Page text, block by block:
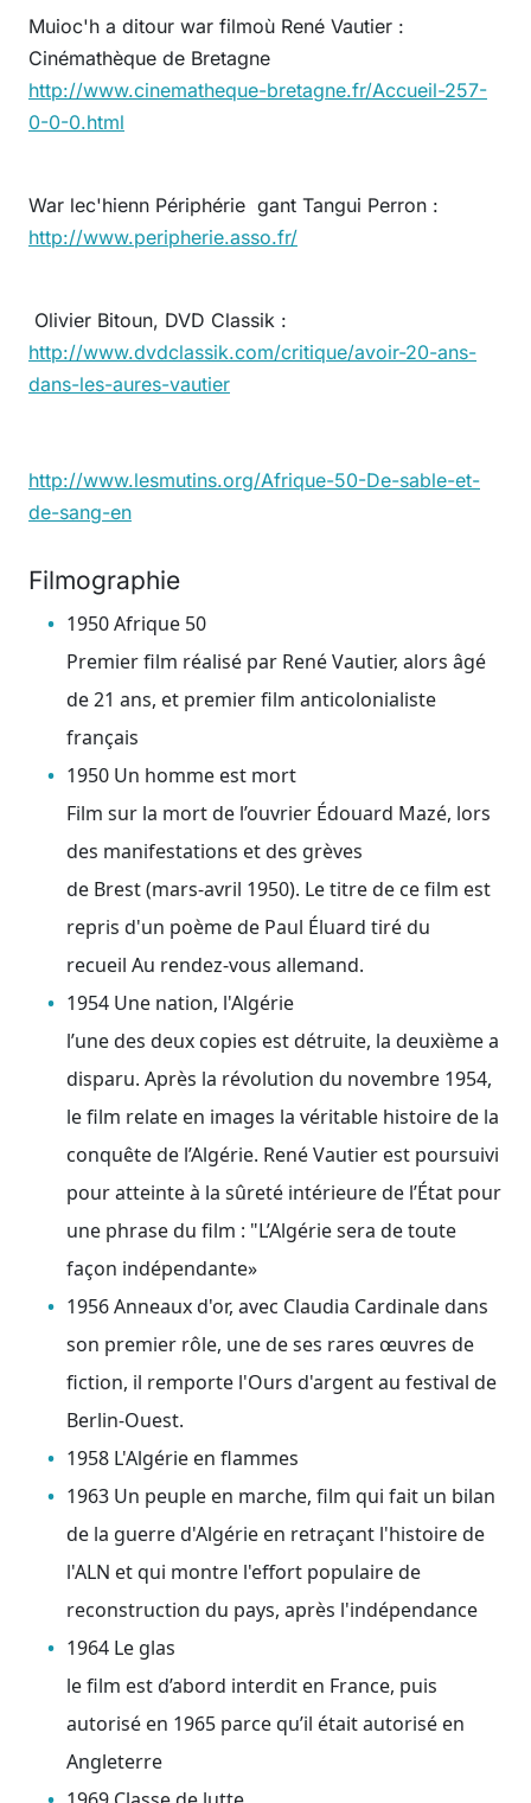
Muioc'h a ditour war filmoù René Vautier :
Cinémathèque de Bretagne
http://www.cinematheque-bretagne.fr/Accueil-257-
0-0-0.html
War lec'hienn Périphérie gant Tangui Perron :
http://www.peripherie.asso.fr/
Olivier Bitoun, DVD Classik :
http://www.dvdclassik.com/critique/avoir-20-ans-
dans-les-aures-vautier
http://www.lesmutins.org/Afrique-50-De-sable-et-
de-sang-en
Filmographie
1950 Afrique 50
Premier film réalisé par René Vautier, alors âgé
de 21 ans, et premier film anticolonialiste
français
1950 Un homme est mort
Film sur la mort de l’ouvrier Édouard Mazé, lors
des manifestations et des grèves
de Brest (mars-avril 1950). Le titre de ce film est
repris d'un poème de Paul Éluard tiré du
recueil Au rendez-vous allemand.
1954 Une nation, l'Algérie
l’une des deux copies est détruite, la deuxième a
disparu. Après la révolution du novembre 1954,
le film relate en images la véritable histoire de la
conquête de l’Algérie. René Vautier est poursuivi
pour atteinte à la sûreté intérieure de l’État pour
une phrase du film : "L’Algérie sera de toute
façon indépendante»
1956 Anneaux d'or, avec Claudia Cardinale dans
son premier rôle, une de ses rares œuvres de
fiction, il remporte l'Ours d'argent au festival de
Berlin-Ouest.
1958 L'Algérie en flammes
1963 Un peuple en marche, film qui fait un bilan
de la guerre d'Algérie en retraçant l'histoire de
l'ALN et qui montre l'effort populaire de
reconstruction du pays, après l'indépendance
1964 Le glas
le film est d’abord interdit en France, puis
autorisé en 1965 parce qu’il était autorisé en
Angleterre